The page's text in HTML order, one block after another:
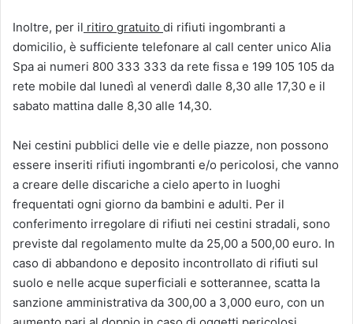
Inoltre, per il ritiro gratuito di rifiuti ingombranti a
domicilio, è sufficiente telefonare al call center unico Alia
Spa ai numeri 800 333 333 da rete fissa e 199 105 105 da
rete mobile dal lunedì al venerdì dalle 8,30 alle 17,30 e il
sabato mattina dalle 8,30 alle 14,30.
Nei cestini pubblici delle vie e delle piazze, non possono
essere inseriti rifiuti ingombranti e/o pericolosi, che vanno
a creare delle discariche a cielo aperto in luoghi
frequentati ogni giorno da bambini e adulti. Per il
conferimento irregolare di rifiuti nei cestini stradali, sono
previste dal regolamento multe da 25,00 a 500,00 euro. In
caso di abbandono e deposito incontrollato di rifiuti sul
suolo e nelle acque superficiali e sotterannee, scatta la
sanzione amministrativa da 300,00 a 3,000 euro, con un